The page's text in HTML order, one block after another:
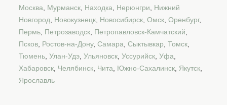
Москва
Мурманск Находка Нерюнгри
Нижний
Новгород
Новокузнецк Новосибирск Омск Оренбург,
Пермь Петрозаводск Петропавловск-Камчатский
Псков Ростов-на-Дону, Самара Сыктывкар Томск
Тюмень Улан-Удэ Ульяновск Уссурийск Уфа
Хабаровск Челябинск Чита Южно-Сахалинск Якутск
Ярославль